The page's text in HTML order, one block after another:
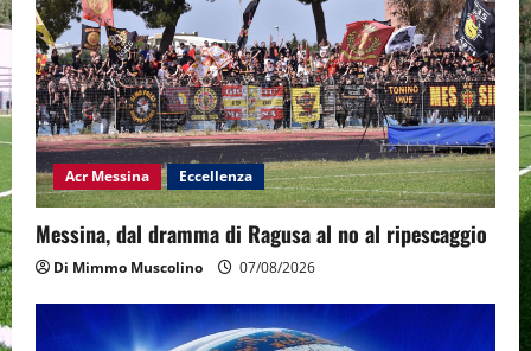
Acr Messina Eccellenza
Messina, dal dramma di Ragusa al no al ripescaggio
Di Mimmo Muscolino 07/08/2026